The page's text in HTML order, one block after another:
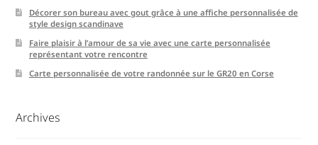
Décorer son bureau avec gout grâce à une affiche personnalisée de
style design scandinave
Faire plaisir à l’amour de sa vie avec une carte personnalisée
représentant votre rencontre
Carte personnalisée de votre randonnée sur le GR20 en Corse
Archives